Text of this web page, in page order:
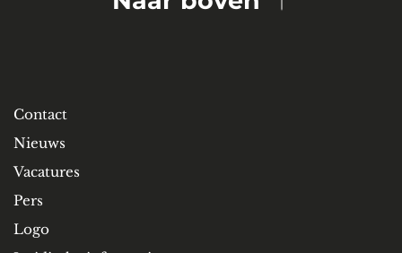
Contact
Nieuws
Vacatures
Pers
Logo